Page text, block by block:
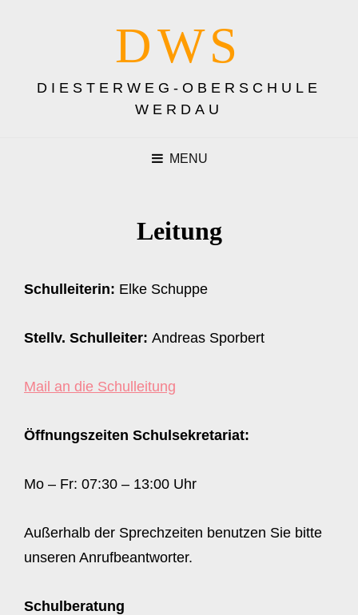
DWS
DIESTERWEG-OBERSCHULE
WERDAU
MENU
Leitung
Schulleiterin: Elke Schuppe
Stellv. Schulleiter: Andreas Sporbert
Mail an die Schulleitung
Öffnungszeiten Schulsekretariat:
Mo – Fr: 07:30 – 13:00 Uhr
Außerhalb der Sprechzeiten benutzen Sie bitte
unseren Anrufbeantworter.
Schulberatung